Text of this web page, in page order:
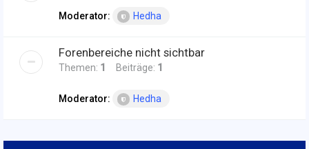
Moderator: Hedha
Forenbereiche nicht sichtbar
Themen: 1 Beiträge: 1
Moderator: Hedha